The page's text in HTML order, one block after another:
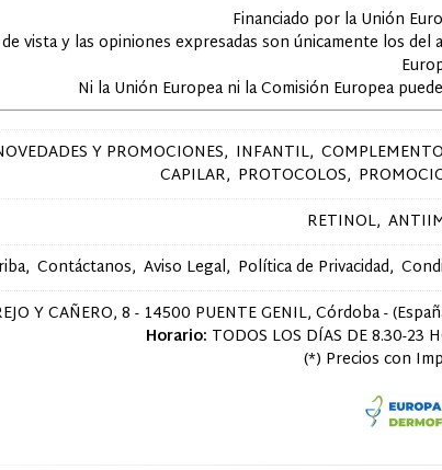
Financiado por la Unión
vista y las opiniones expresadas son únicamente los
Ni la Unión Europea ni la Comisión Europea
Y PROMOCIONES INFANTIL
CAPILAR PROTOCOLOS
RETINOL
Contáctanos Aviso Legal Política de Privacidad
Y CAÑERO, 8 - 14500 PUENTE GENIL, Córdoba -
Horario: TODOS LOS DÍAS DE 8.30-23
(*) Precios con